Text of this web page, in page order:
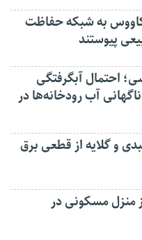
به شبکه حفاظت
پیوستند
احتمال آبگرفتگی
آب رودخانه‌ها در
و گلایه از قطعی برق
منزل مسکونی در